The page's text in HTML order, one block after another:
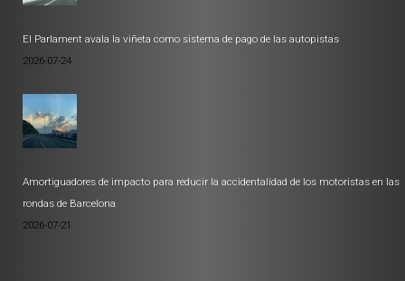
El Parlament avala la viñeta como sistema de pago de las autopistas
2026-07-24
Amortiguadores de impacto para reducir la accidentalidad de los motoristas en las
rondas de Barcelona
2026-07-21